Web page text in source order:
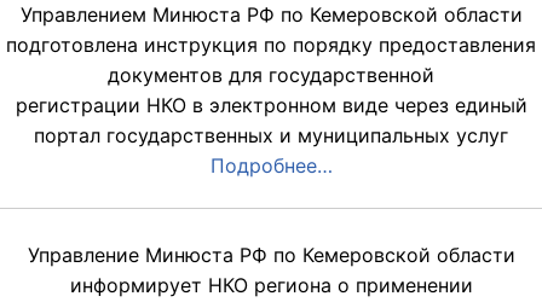
Управлением Минюста РФ по Кемеровской области
подготовлена инструкция по порядку предоставления
документов для государственной
регистрации НКО в электронном виде через единый
портал государственных и муниципальных услуг
Подробнее…
Управление Минюста РФ по Кемеровской области
информирует НКО региона о применении